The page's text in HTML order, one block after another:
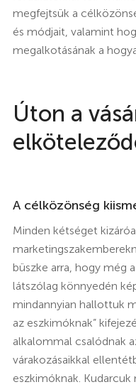
megfejtsük a
és módjait, valamint
megalkotásának a
Úton a
A célközönség
Minden kétséget
büszke arra, hogy még
látszólag könnyedén
mindannyian hallottuk
az eszkimóknak”
alkalommal csalódnak
várakozásaikkal
eszkimóknak.